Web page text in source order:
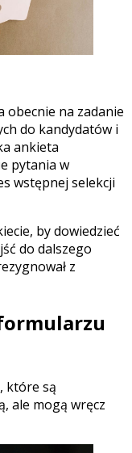
obecnie na zadanie
do kandydatów i
ankieta
pytania w
wstępnej selekcji
by dowiedzieć
do dalszego
z
które są
ale mogą wręcz